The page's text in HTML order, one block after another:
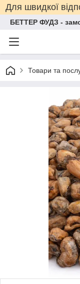
Для швидкої
БЕТТЕР ФУДЗ -
Товари та